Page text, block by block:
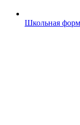
Школьная